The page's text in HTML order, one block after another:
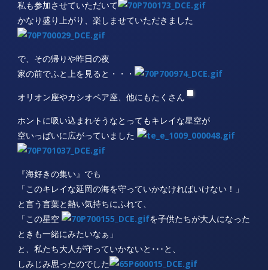
私も参加させていただいて
かなり盛り上がり、楽しませていただきました
で、その帰りや昨日の夜
家の前でふと上を見ると・・・
オリオン座やカシオペア座、他にもたくさん
ホントに吸い込まれそうなとってもキレイな星空が
空いっぱいに広がっていました
『海好きの集い』でも
「このキレイな延岡の海を守っていかなければいけない！」
と言う言葉と熱い気持ちにふれて、
「この星空
を子供たちが大人になった
ときも一緒にみたいなぁ」
と、私たち大人が守っていかないと･･･と、
しみじみ思ったのでした